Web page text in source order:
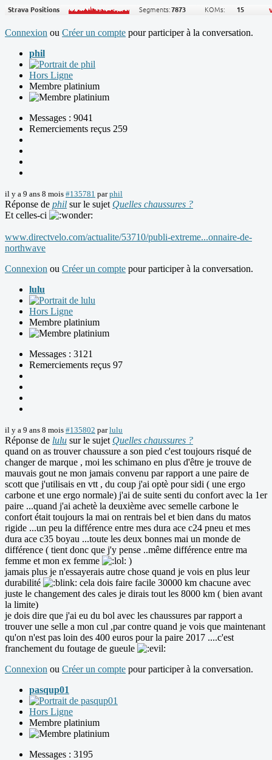
Connexion ou Créer un compte pour participer à la conversation.
phil
Hors Ligne
Membre platinium
Messages : 9041
Remerciements reçus 259
il y a 9 ans 8 mois #135781 parphil
Réponse de phil sur le sujet Quelles chaussures ?
Et celles-ci
www.directvelo.com/actualite/53710/publi-extreme...onnaire-de-
northwave
Connexion ou Créer un compte pour participer à la conversation.
lulu
Hors Ligne
Membre platinium
Messages : 3121
Remerciements reçus 97
il y a 9 ans 8 mois #135802 parlulu
Réponse de lulu sur le sujet Quelles chaussures ?
quand on as trouver chaussure a son pied c'est toujours risqué de
changer de marque , moi les schimano en plus d'être je trouve de
mauvais gout ne mon jamais convenu par rapport a une paire de
scott que j'utilisais en vtt , du coup j'ai optè pour sidi ( une ergo
carbone et une ergo normale) j'ai de suite senti du confort avec la 1er
paire ...quand j'ai achetè la deuxième avec semelle carbone le
confort était toujours la mai on rentrais bel et bien dans du matos
rigide ...un peu la différence entre mes dura ace c24 pneu et mes
dura ace c35 boyau ...toute les deux bonnes mai un monde de
différence ( tient donc que j'y pense ..même différence entre ma
femme et mon ex femme
)
jamais plus je n'essayerais autre chose quand je vois en plus leur
durabilité
cela dois faire facile 30000 km chacune avec
juste le changement des cales je dirais tout les 8000 km ( bien avant
la limite)
je dois dire que j'ai eu du bol avec les chaussures par rapport a
trouver une selle a mon cul ,par contre quand je vois que maintenant
qu'on n'est pas loin des 400 euros pour la paire 2017 ....c'est
franchement du foutage de gueule
Connexion ou Créer un compte pour participer à la conversation.
pasqup01
Hors Ligne
Membre platinium
Messages : 3195